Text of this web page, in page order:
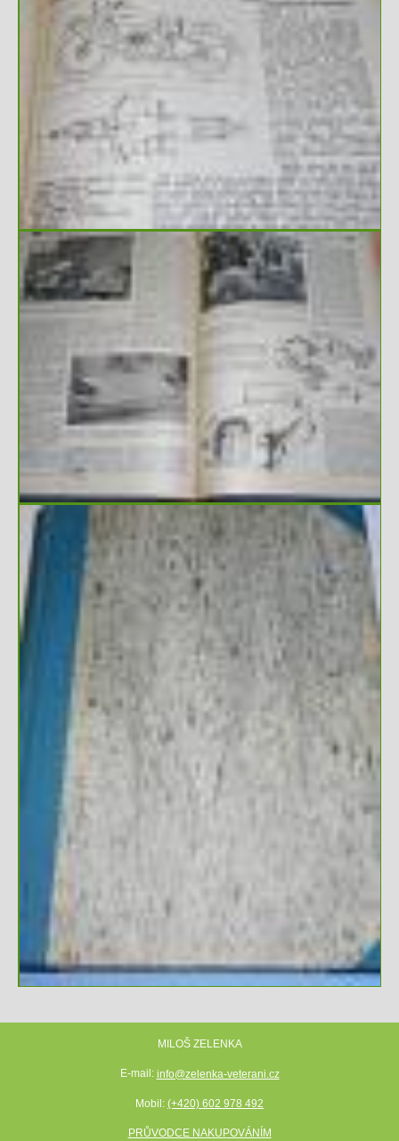
MILOŠ ZELENKA
E-mail: info@zelenka-veterani.cz
Mobil: (+420) 602 978 492
PRŮVODCE NAKUPOVÁNÍM